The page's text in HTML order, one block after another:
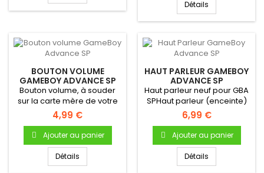
Détails
BOUTON VOLUME
GAMEBOY ADVANCE SP
Bouton volume, à souder
sur la carte mère de votre
GBA SP
4,99 €
Ajouter au panier
Détails
HAUT PARLEUR GAMEBOY
ADVANCE SP
Haut parleur neuf pour GBA
SPHaut parleur (enceinte)
interne neuf...
6,99 €
Ajouter au panier
Détails